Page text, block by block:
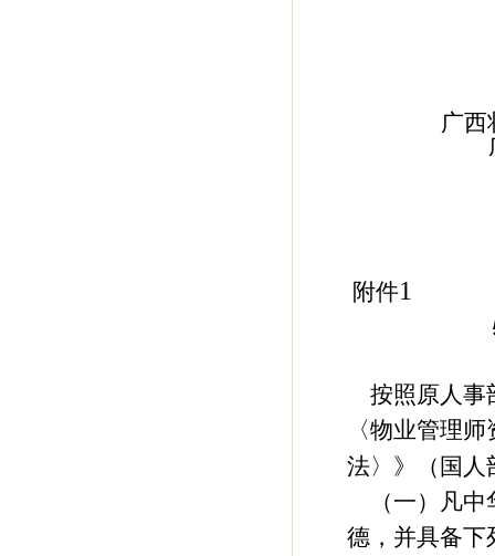
广西
附件1
按照原人事
〈物业管理
法〉》（国人
（一）凡
德，并具备下